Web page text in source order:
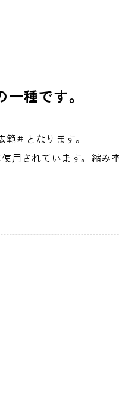
種です。
範囲となります。
用されています。 縮み